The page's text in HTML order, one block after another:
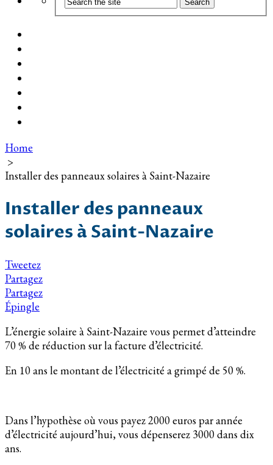
Home
>
Installer des panneaux solaires à Saint-Nazaire
Installer des panneaux
solaires à Saint-Nazaire
Tweetez
Partagez
Partagez
Épingle
L’énergie solaire à Saint-Nazaire vous permet d’atteindre
70 % de réduction sur la facture d’électricité.
En 10 ans le montant de l’électricité a grimpé de 50 %.
Dans l’hypothèse où vous payez 2000 euros par année
d’électricité aujourd’hui, vous dépenserez 3000 dans dix
ans.